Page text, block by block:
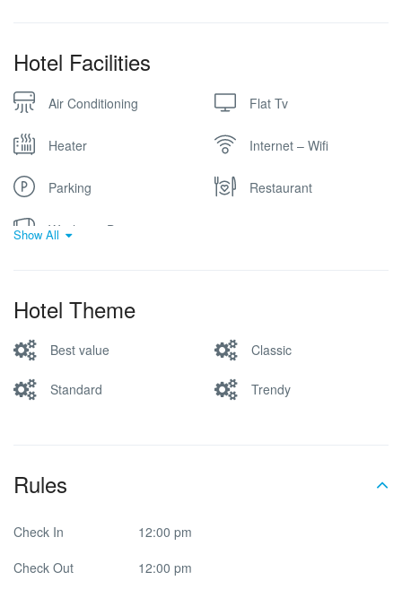
Hotel Facilities
Air Conditioning Flat Tv
Heater Internet – Wifi
Parking Restaurant
Washer & Dryer
Show All
Hotel Theme
Best value Classic
Standard Trendy
Rules
Check In
12:00 pm
Check Out
12:00 pm